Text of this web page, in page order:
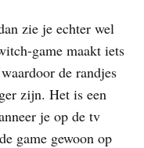
zie je echter wel
game maakt iets
de randjes
zijn. Het is een
je op de tv
game gewoon op